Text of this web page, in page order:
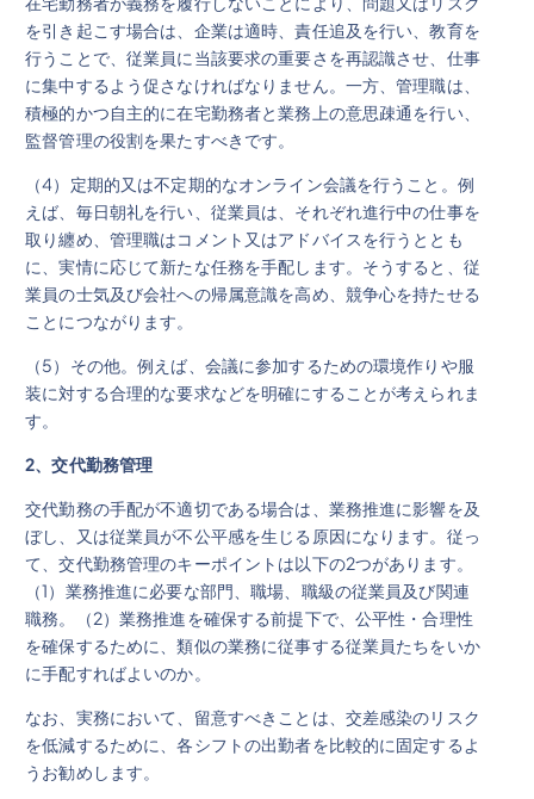
を引き起こす場合は、企業は適時、責任追及を行い、教育を
行うことで、従業員に当該要求の重要さを再認識させ、仕事
に集中するよう促さなければなりません。一方、管理職は、
積極的かつ自主的に在宅勤務者と業務上の意思疎通を行い、
監督管理の役割を果たすべきです。
（4）定期的又は不定期的なオンライン会議を行うこと。例
えば、毎日朝礼を行い、従業員は、それぞれ進行中の仕事を
取り纏め、管理職はコメント又はアドバイスを行うととも
に、実情に応じて新たな任務を手配します。そうすると、従
業員の士気及び会社への帰属意識を高め、競争心を持たせる
ことにつながります。
（5）その他。例えば、会議に参加するための環境作りや服
装に対する合理的な要求などを明確にすることが考えられま
す。
2、交代勤務管理
交代勤務の手配が不適切である場合は、業務推進に影響を及
ぼし、又は従業員が不公平感を生じる原因になります。従っ
て、交代勤務管理のキーポイントは以下の2つがあります。
（1）業務推進に必要な部門、職場、職級の従業員及び関連
職務。（2）業務推進を確保する前提下で、公平性・合理性
を確保するために、類似の業務に従事する従業員たちをいか
に手配すればよいのか。
なお、実務において、留意すべきことは、交差感染のリスク
を低減するために、各シフトの出勤者を比較的に固定するよ
うお勧めします。